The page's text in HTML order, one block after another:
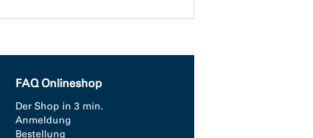
FAQ Onlineshop
Der Shop in 3 min.
Anmeldung
Bestellung